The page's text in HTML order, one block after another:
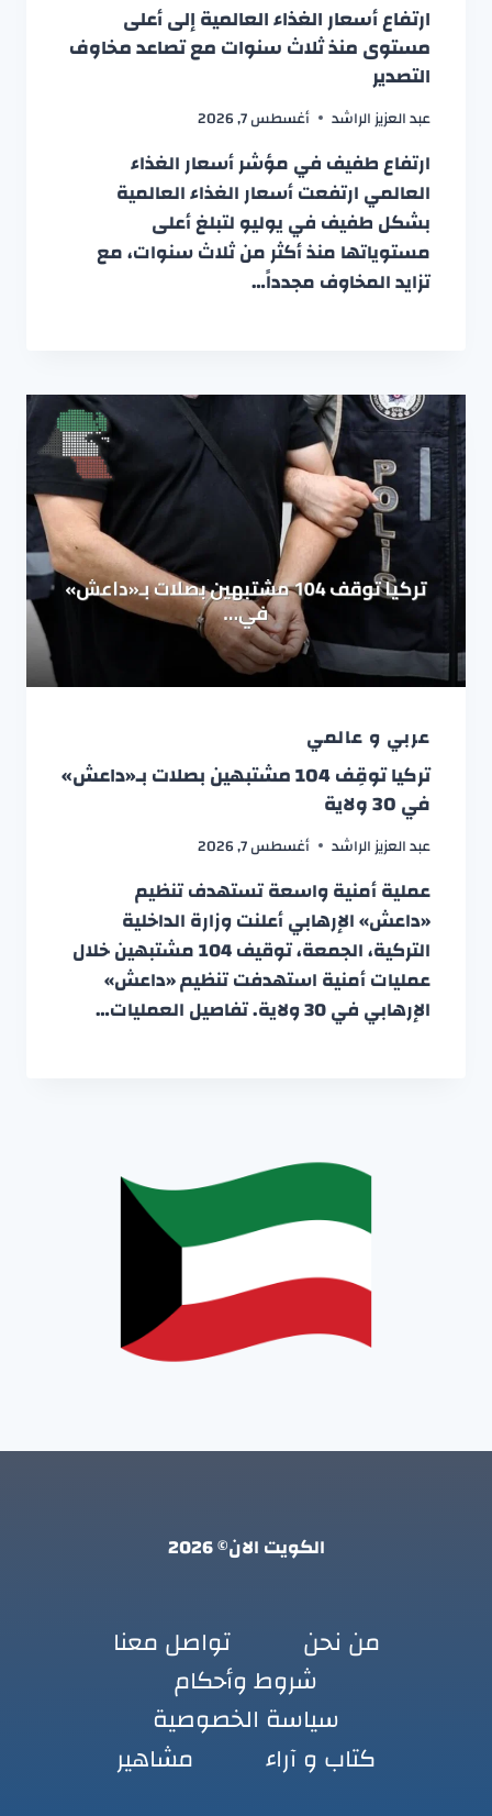
ارتفاع أسعار الغذاء العالمية إلى أعلى
مستوى منذ ثلاث سنوات مع تصاعد مخاوف
التصدير
عبد العزيز الراشد أغسطس 7, 2026
ارتفاع طفيف في مؤشر أسعار الغذاء
العالمي ارتفعت أسعار الغذاء العالمية
بشكل طفيف في يوليو لتبلغ أعلى
مستوياتها منذ أكثر من ثلاث سنوات، مع
تزايد المخاوف مجدداً…
عربي و عالمي
تركيا توقِف 104 مشتبهين بصلات بـ«داعش»
في 30 ولاية
عبد العزيز الراشد أغسطس 7, 2026
عملية أمنية واسعة تستهدف تنظيم
«داعش» الإرهابي أعلنت وزارة الداخلية
التركية، الجمعة، توقيف 104 مشتبهين خلال
عمليات أمنية استهدفت تنظيم «داعش»
الإرهابي في 30 ولاية. تفاصيل العمليات…
الكويت الان© 2026
من نحن
تواصل معنا
شروط وأحكام
سياسة الخصوصية
كتاب و آراء
مشاهير